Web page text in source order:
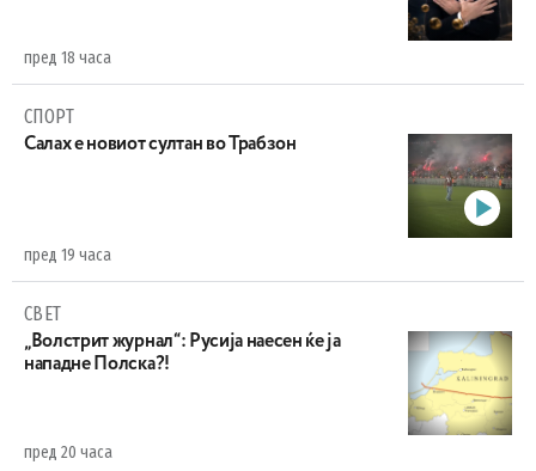
пред 18 часа
СПОРТ
Салах е новиот султан во Трабзон
пред 19 часа
СВЕТ
„Волстрит журнал“: Русија наесен ќе ја
нападне Полска?!
пред 20 часа